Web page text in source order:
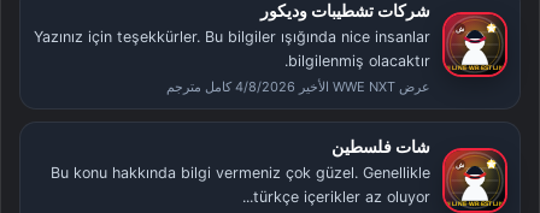
شركات تشطيبات وديكور
Yazınız için teşekkürler. Bu bilgiler ışığında nice insanlar
bilgilenmiş olacaktır.
عرض WWE NXT الأخير 4/8/2026 كامل مترجم
شات فلسطين
Bu konu hakkında bilgi vermeniz çok güzel. Genellikle
türkçe içerikler az oluyor...